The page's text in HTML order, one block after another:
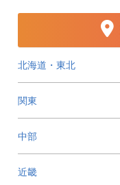
北海道・東北
関東
中部
近畿